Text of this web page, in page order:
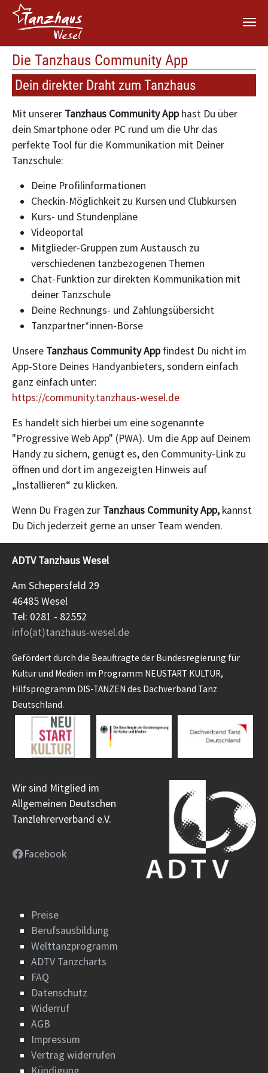
Zum Hauptinhalt springen
Die Tanzhaus Community App
Dein direkter Draht zum Tanzhaus
Mit unserer Tanzhaus Community Apphast Du über
dein Smartphone oder PC rund um die Uhr das
perfekte Tool für die Kommunikation mit Deiner
Tanzschule:
Deine Profilinformationen
Checkin-Möglichkeit zu Kursen und Clubkursen
Kurs- und Stundenpläne
Videoportal
Mitglieder-Gruppen zum Austausch zu
verschiedenen tanzbezogenen Themen
Chat-Funktion zur direkten Kommunikation mit
deiner Tanzschule
Deine Rechnungs- und Zahlungsübersicht
Tanzpartner*innen-Börse
Unsere Tanzhaus Community Appfindest Du nicht im
App-Store Deines Handyanbieters, sondern einfach
ganz einfach unter:
https://community.tanzhaus-wesel.de
Es handelt sich hierbei um eine sogenannte
"Progressive Web App" (PWA). Um die App auf Deinem
Handy zu sichern, genügt es, den Community-Link zu
öffnen und dort im angezeigten Hinweis auf
„Installieren“ zu klicken.
Wenn Du Fragen zur Tanzhaus Community App,kannst
Du Dich jederzeit gerne an unser Team wenden.
ADTV Tanzhaus Wesel
Am Schepersfeld 29
46485 Wesel
Tel: 0281 - 82552
info(at)tanzhaus-wesel.de
Gefördert durch die Beauftragte der Bundesregierung für
Kultur und Medien im Programm NEUSTART KULTUR,
Hilfsprogramm DIS-TANZEN des Dachverband Tanz
Deutschland.
Wir sind Mitglied im
Allgemeinen Deutschen
Tanzlehrerverband e.V.
Facebook
Preise
Berufsausbildung
Welttanzprogramm
ADTV Tanzcharts
FAQ
Datenschutz
Widerruf
AGB
Impressum
Vertrag widerrufen
Kündigung